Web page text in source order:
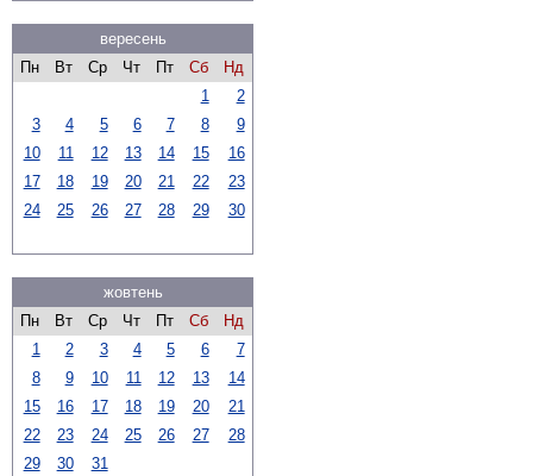
вересень
Пн
Вт Ср Чт Пт Сб
Нд
1
2
3
4 5 6 7 8
9
10
11 12 13 14 15
16
17
18 19 20 21 22
23
24
25 26 27 28 29 30
жовтень
Пн
Вт Ср Чт Пт Сб
Нд
1
2 3 4 5 6
7
8
9 10 11 12 13
14
15
16 17 18 19 20
21
22
23 24 25 26 27
28
29
30 31